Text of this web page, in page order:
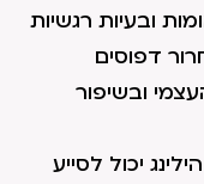
ובעיות רגשיות
דפוסים
ובשיפור
יכול לסייע